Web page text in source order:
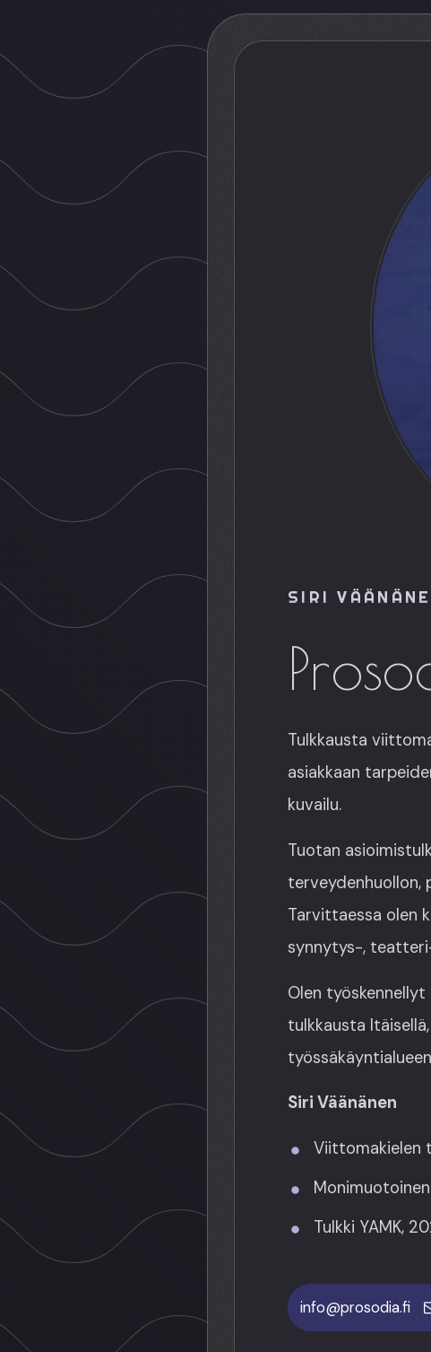
SIRI
Tulkkausta
asiakkaan
kuvailu.
Tuotan
terveydenhuollon,
Tarvittaessa olen
synnytys-,
Olen
tulkkausta
Siri Väänänen
Viittomakielen
Tulkki YAMK,
info@prosodia.fi